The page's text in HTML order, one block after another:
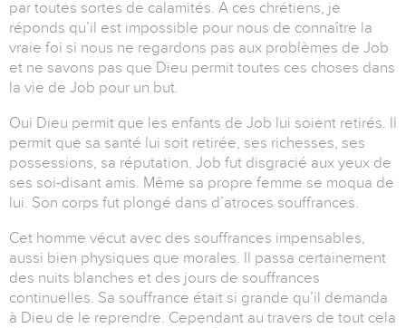
par toutes sortes de calamités. A ces chrétiens, je
réponds qu’il est impossible pour nous de connaître la
vraie foi si nous ne regardons pas aux problèmes de Job
et ne savons pas que Dieu permit toutes ces choses dans
la vie de Job pour un but.
Oui Dieu permit que les enfants de Job lui soient retirés. Il
permit que sa santé lui soit retirée, ses richesses, ses
possessions, sa réputation. Job fut disgracié aux yeux de
ses soi-disant amis. Même sa propre femme se moqua de
lui. Son corps fut plongé dans d’atroces souffrances.
Cet homme vécut avec des souffrances impensables,
aussi bien physiques que morales. Il passa certainement
des nuits blanches et des jours de souffrances
continuelles. Sa souffrance était si grande qu’il demanda
à Dieu de le reprendre. Cependant au travers de tout cela